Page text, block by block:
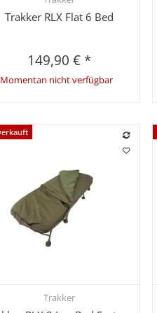
Trakker RLX Flat 6 Bed
149,90 € *
Momentan nicht verfügbar
Schnellkauf
Trakker